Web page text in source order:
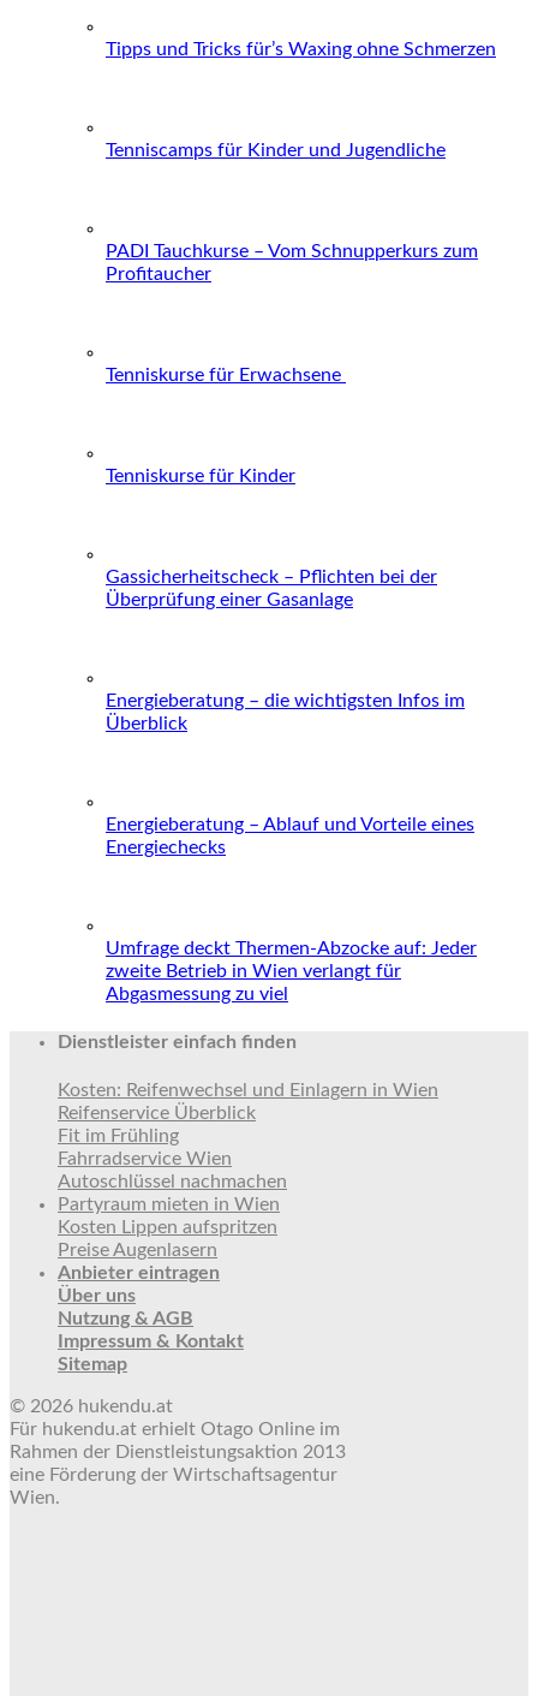
Tipps und Tricks für’s Waxing ohne Schmerzen
Tenniscamps für Kinder und Jugendliche
PADI Tauchkurse – Vom Schnupperkurs zum
Profitaucher
Tenniskurse für Erwachsene
Tenniskurse für Kinder
Gassicherheitscheck – Pflichten bei der
Überprüfung einer Gasanlage
Energieberatung – die wichtigsten Infos im
Überblick
Energieberatung – Ablauf und Vorteile eines
Energiechecks
Umfrage deckt Thermen-Abzocke auf: Jeder
zweite Betrieb in Wien verlangt für
Abgasmessung zu viel
Dienstleister einfach finden
Kosten: Reifenwechsel und Einlagern in Wien
Reifenservice Überblick
Fit im Frühling
Fahrradservice Wien
Autoschlüssel nachmachen
Partyraum mieten in Wien
Kosten Lippen aufspritzen
Preise Augenlasern
Anbieter eintragen
Über uns
Nutzung & AGB
Impressum & Kontakt
Sitemap
© 2026 hukendu.at
Für hukendu.at erhielt Otago Online im
Rahmen der Dienstleistungsaktion 2013
eine Förderung der Wirtschaftsagentur
Wien.